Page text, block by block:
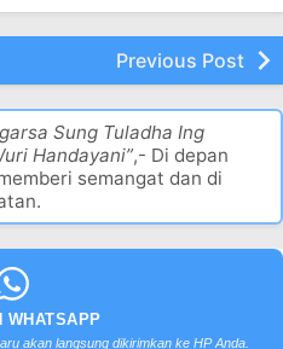
Previous Post
Sung Tuladha Ing
Handayani”,- Di depan
semangat dan di
WHATSAPP
akan langsung dikirimkan ke HP Anda.